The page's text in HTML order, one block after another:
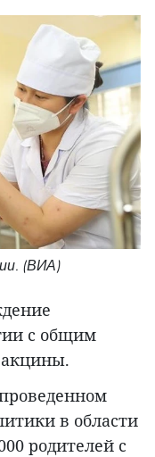
(ВИА)
с общим
в области
родителей с